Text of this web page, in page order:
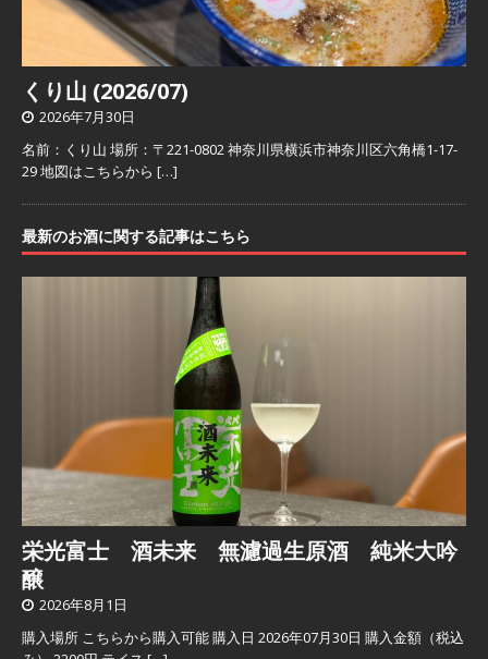
くり山 (2026/07)
2026年7月30日
名前：くり山 場所：〒221-0802 神奈川県横浜市神奈川区六角橋1-17-
29 地図はこちらから […]
最新のお酒に関する記事はこちら
栄光富士 酒未来 無濾過生原酒 純米大吟
醸
2026年8月1日
購入場所 こちらから購入可能 購入日 2026年07月30日 購入金額（税込